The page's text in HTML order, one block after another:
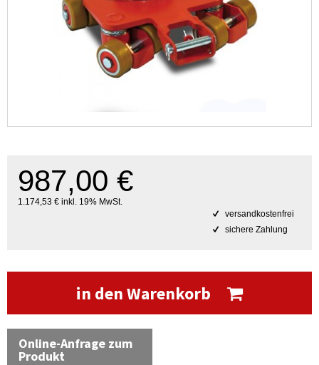
987,00 €
1.174,53 € inkl. 19% MwSt.
versandkostenfrei
sichere Zahlung
in den Warenkorb
Online-Anfrage zum
Produkt